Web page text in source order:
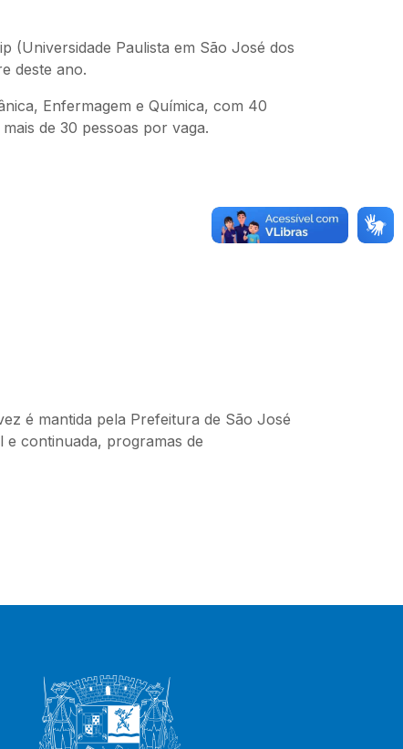
(Universidade Paulista em São José dos
deste ano.
Enfermagem e Química, com 40
de 30 pessoas por vaga.
é mantida pela Prefeitura de São José
e continuada, programas de